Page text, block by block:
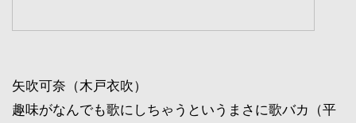
矢吹可奈（木戸衣吹）
趣味がなんでも歌にしちゃうというまさに歌バカ（平